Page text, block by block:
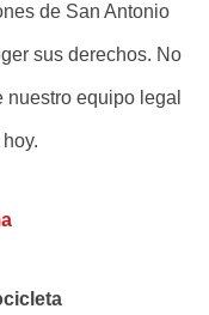
de San Antonio
sus derechos. No
equipo legal